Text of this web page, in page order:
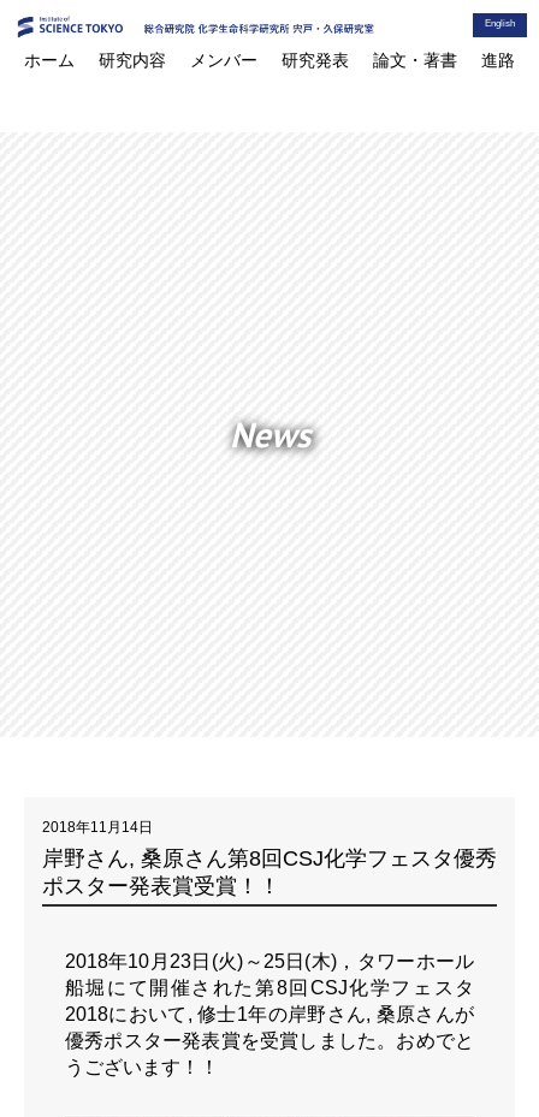
English
ホーム 研究内容 メンバー 研究発表 論文・著書 進路
News
2018年11月14日
岸野さん, 桑原さん第8回CSJ化学フェスタ優秀
ポスター発表賞受賞！！
2018年10月23日(火)～25日(木)，タワーホール
船堀にて開催された第8回CSJ化学フェスタ
2018において, 修士1年の岸野さん, 桑原さんが
優秀ポスター発表賞を受賞しました。おめでと
うございます！！